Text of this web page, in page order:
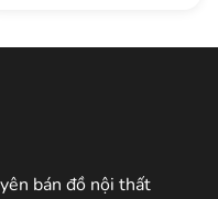
bán đồ nội thất